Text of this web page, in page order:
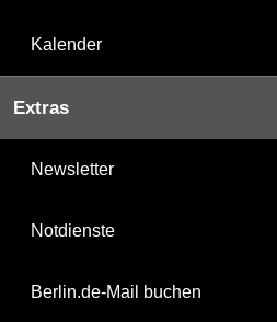
Kalender
Extras
Newsletter
Notdienste
Berlin.de-Mail buchen